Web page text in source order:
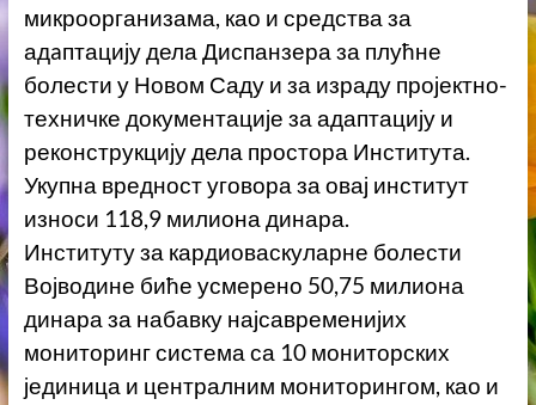
микроорганизама, као и средства за
адaптацију дела Диспанзера за плућне
болести у Новом Саду и за израду пројектно-
техничке документације за адаптацију и
реконструкцију дела простора Института.
Укупна вредност уговора за овај институт
износи 118,9 милиона динара.
Институту за кардиоваскуларне болести
Војводине биће усмерено 50,75 милиона
динара за набавку најсавременијих
мониторинг система са 10 мониторских
јединица и централним мониторингом, као и